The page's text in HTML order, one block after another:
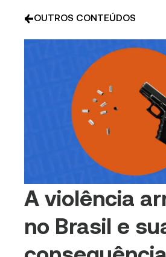
OUTROS CONTEÚDOS
A violência
no Brasil e